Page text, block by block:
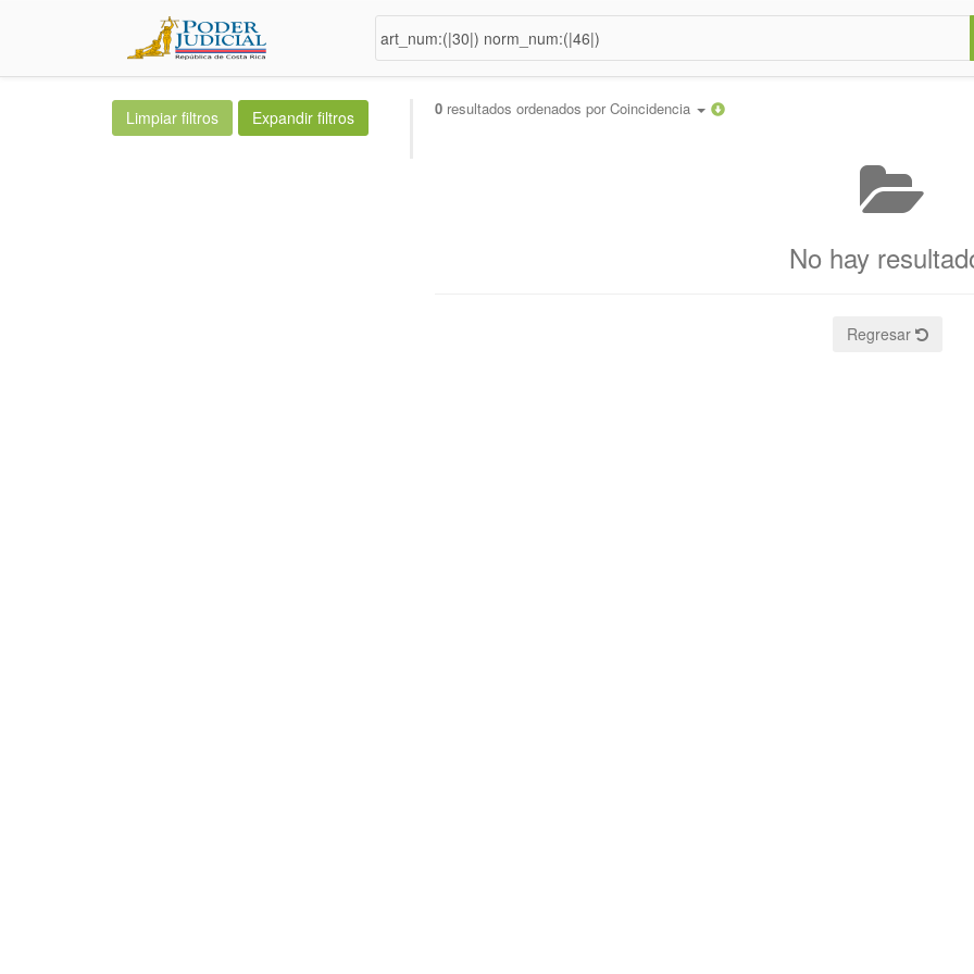
0resultados ordenados por Coincidencia
No hay
Regresar